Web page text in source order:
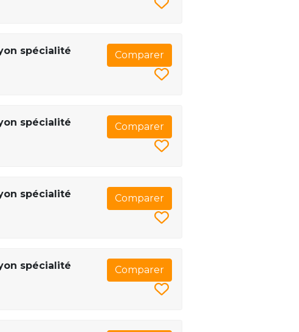
spécialité
Comparer
spécialité
Comparer
spécialité
Comparer
spécialité
Comparer